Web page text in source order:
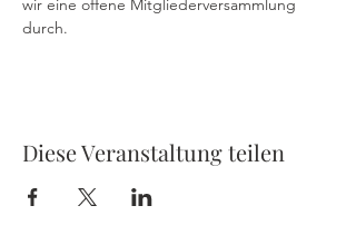
wir eine offene Mitgliederversammlung
durch.
Diese Veranstaltung teilen